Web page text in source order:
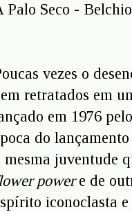
Palo Seco -
vezes o
retratados em
em 1976
do
mesma juventude
powere de
iconoclasta